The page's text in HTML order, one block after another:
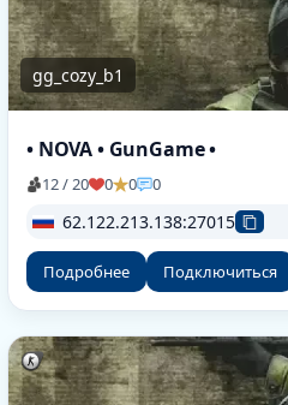
gg_cozy_b1
• NOVA • GunGame •
12 / 20 0 0 0
62.122.213.138:27015
Подробнее Подключиться